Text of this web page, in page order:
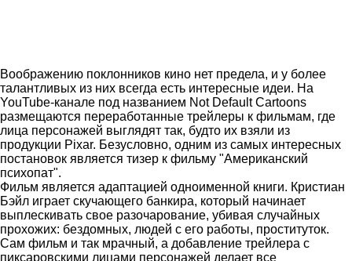
Воображению поклонников кино нет предела, и у более
талантливых из них всегда есть интересные идеи. На
YouTube-канале под названием Not Default Cartoons
размещаются переработанные трейлеры к фильмам, где
лица персонажей выглядят так, будто их взяли из
продукции Pixar. Безусловно, одним из самых интересных
постановок является тизер к фильму "Американский
психопат".
Фильм является адаптацией одноименной книги. Кристиан
Бэйл играет скучающего банкира, который начинает
выплескивать свое разочарование, убивая случайных
прохожих: бездомных, людей с его работы, проституток.
Сам фильм и так мрачный, а добавление трейлера с
пиксаровскими лицами персонажей делает все